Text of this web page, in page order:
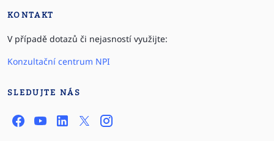
KONTAKT
V případě dotazů či nejasností využijte:
Konzultační centrum NPI
SLEDUJTE NÁS